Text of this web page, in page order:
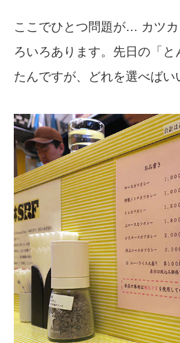
ここでひとつ問題が… カツ
ろいろあります。先日の「と
たんですが、どれを選べば